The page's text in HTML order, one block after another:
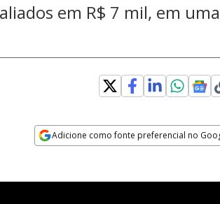
em R$ 7 mil, em uma
Adicione como fonte preferencial no